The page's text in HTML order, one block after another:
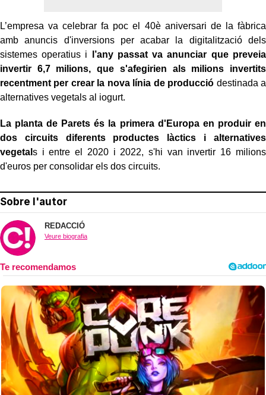
L’empresa va celebrar fa poc el 40è aniversari de la fàbrica
amb anuncis d'inversions per acabar la digitalització dels
sistemes operatius i
l’any passat va anunciar que preveia
invertir 6,7 milions, que s'afegirien als milions invertits
recentment per crear la nova línia de producció destinada a
alternatives vegetals al iogurt.
La planta de Parets és la primera d'Europa en produir en
dos circuits diferents productes làctics i alternatives
vegetal s i entre el 2020 i 2022, s'hi van invertir 16 milions
d'euros per consolidar els dos circuits.
Sobre l'autor
REDACCIÓ
Veure biografia